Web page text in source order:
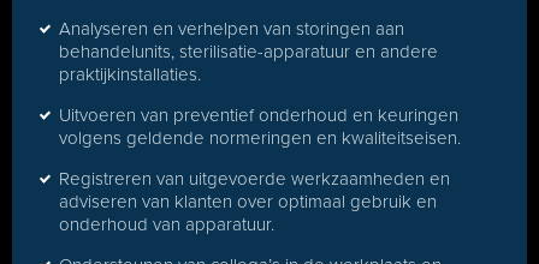
Analyseren en verhelpen van storingen aan
behandelunits, sterilisatie-apparatuur en andere
praktijkinstallaties.
Uitvoeren van preventief onderhoud en keuringen
volgens geldende normeringen en kwaliteits­eisen.
Registreren van uitgevoerde werkzaamheden en
adviseren van klanten over optimaal gebruik en
onderhoud van apparatuur.